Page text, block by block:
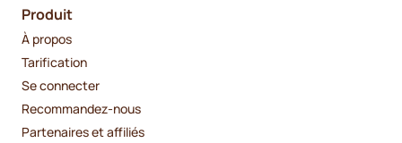
Produit
À propos
Tarification
Se connecter
Recommandez-nous
Partenaires et affiliés